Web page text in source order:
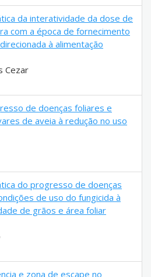
da interatividade da dose de
com a época de fornecimento
à alimentação
Cezar
de doenças foliares e
de aveia à redução no uso
do progresso de doenças
de uso do fungicida à
de grãos e área foliar
e zona de escape no